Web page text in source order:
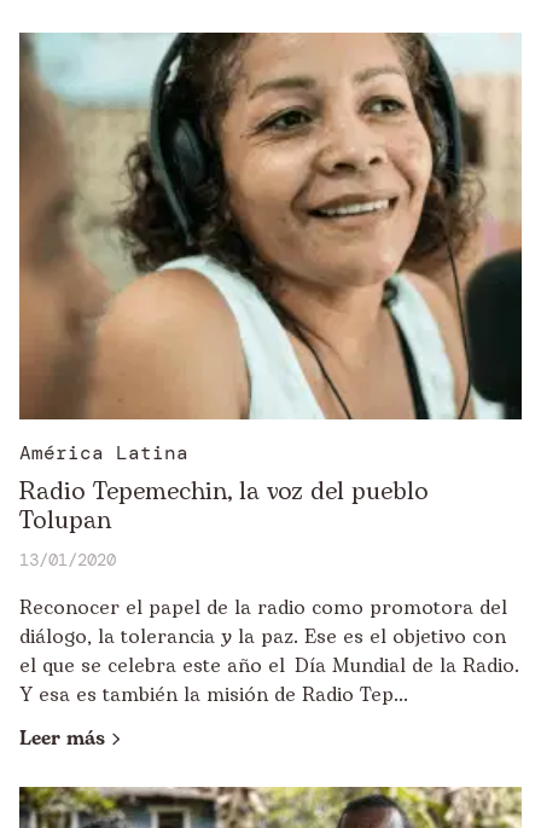
América Latina
Radio Tepemechin, la voz del pueblo
Tolupan
13/01/2020
Reconocer el papel de la radio como promotora del
diálogo, la tolerancia y la paz. Ese es el objetivo con
el que se celebra este año el Día Mundial de la Radio.
Y esa es también la misión de Radio Tep...
Leer más